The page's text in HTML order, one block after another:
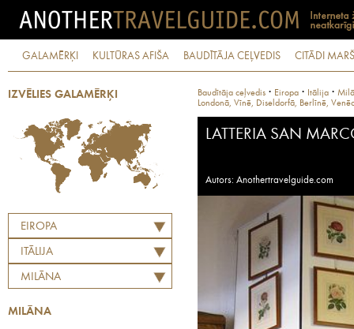
GALAMĒRĶI KULTŪRAS AFIŠA BAUDĪTĀJA CEĻVEDIS CITĀDI
IZVĒLIES GALAMĒRĶI
EIROPA
ITĀLIJA
MILĀNA
MILĀNA
Baudītāja ceļvedis · Eiropa · Itālija ·
Londonā, Vīnē, Diseldorfā, Berlīnē,
LATTERIA SAN
Autors: Anothertravelguide.com